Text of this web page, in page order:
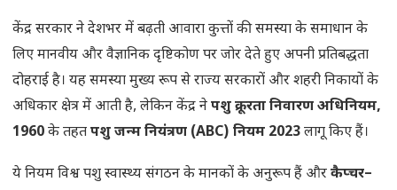
केंद्र सरकार ने देशभर में बढ़ती आवारा कुत्तों की समस्या के समाधान के
लिए मानवीय और वैज्ञानिक दृष्टिकोण पर जोर देते हुए अपनी प्रतिबद्धता
दोहराई है। यह समस्या मुख्य रूप से राज्य सरकारों और शहरी निकायों के
अधिकार क्षेत्र में आती है, लेकिन केंद्र नेपशु क्रूरता निवारण अधिनियम,
1960के तहतपशु जन्म नियंत्रण (ABC) नियम 2023लागू किए हैं।
ये नियम विश्व पशु स्वास्थ्य संगठन के मानकों के अनुरूप हैं औरकैप्चर–